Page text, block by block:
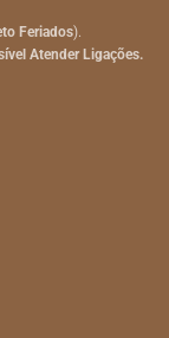
Feriados).
Atender Ligações.